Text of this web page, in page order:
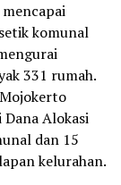
komunal
331 rumah.
Alokasi
dan 15
kelurahan.